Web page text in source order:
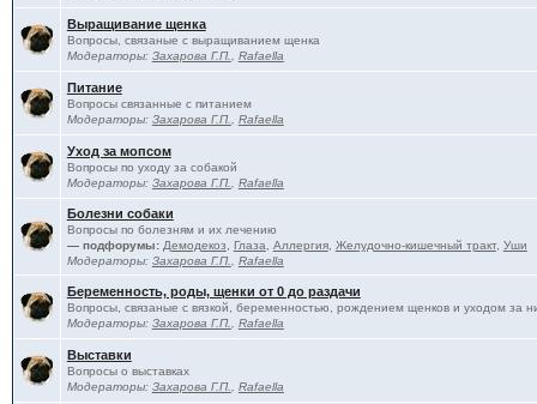
Выращивание щенка
Вопросы, связаные с выращиванием щенка
Модераторы: Захарова Г.П. Rafaella
Питание
Вопросы связанные с питанием
Модераторы: Захарова Г.П. Rafaella
Уход за мопсом
Вопросы по уходу за собакой
Модераторы: Захарова Г.П. Rafaella
Болезни собаки
Вопросы по болезням и их лечению
— подфорумы: Демодекоз Глаза Аллергия, Желудочно-кишечный тракт, Уши
Модераторы: Захарова Г.П. Rafaella
Беременность, роды, щенки от 0 до раздачи
Вопросы, связаные с вязкой, беременностью, рождением щенков и уходом за
Модераторы: Захарова Г.П. Rafaella
Выставки
Вопросы о выставках
Модераторы: Захарова Г.П. Rafaella